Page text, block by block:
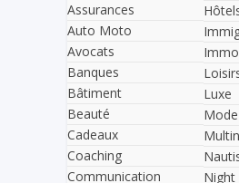
Assurances
Auto Moto
Avocats
Banques
Bâtiment
Beauté
Cadeaux
Coaching
Communication
Luxe
Mode
Night